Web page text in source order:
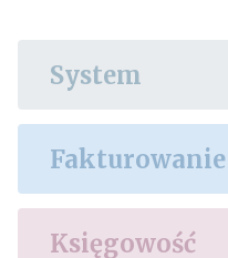
System
Fakturowanie
Księgowość